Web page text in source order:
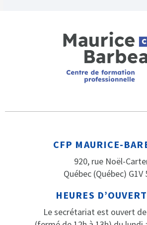
CFP MAURICE-
920, rue Noël-
Québec (Québec) G1V
HEURES
Le secrétariat est ouvert de